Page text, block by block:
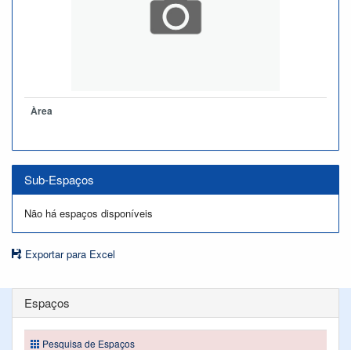
Àrea
Sub-Espaços
Não há espaços disponíveis
Exportar para Excel
Espaços
Pesquisa de Espaços